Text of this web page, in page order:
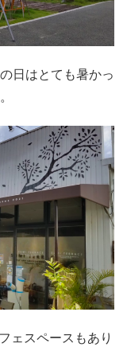
日はとても暑かっ
ェスペースもあり